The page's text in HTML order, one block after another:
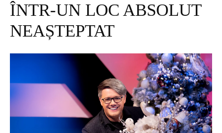
ÎNTR-UN LOC ABSOLUT
NEAȘTEPTAT